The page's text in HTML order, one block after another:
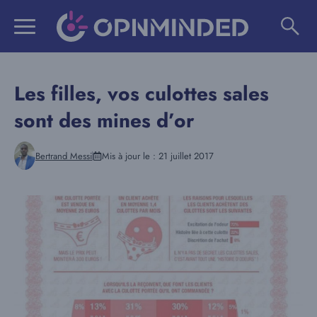
Les filles, vos culottes sales
sont des mines d’or
Bertrand Messi Mis à jour le : 21 juillet 2017